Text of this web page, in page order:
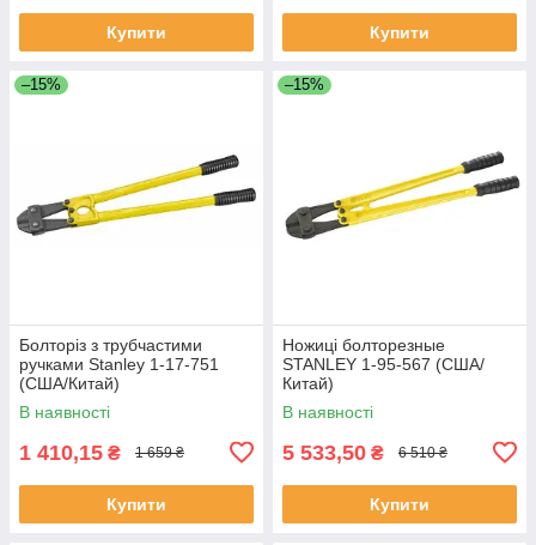
Купити Купити
–15%
Болторіз з трубчастими
ручками Stanley 1-17-751
(США/Китай)
В наявності
1 410,15 ₴ 1 659 ₴
Купити
–15%
Ножиці болторезные
STANLEY 1-95-567 (США/
Китай)
В наявності
5 533,50 ₴ 6 510 ₴
Купити